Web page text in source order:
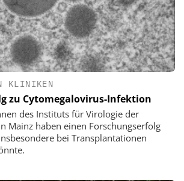
KLINIKEN
zu Cytomegalovirus-Infektion
des Instituts für Virologie der
Mainz haben einen Forschungserfolg
bei Transplantationen